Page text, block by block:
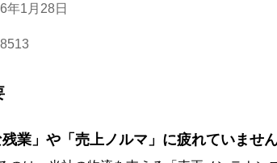
年1月28日
残業」や「売上ノルマ」に疲れていませ